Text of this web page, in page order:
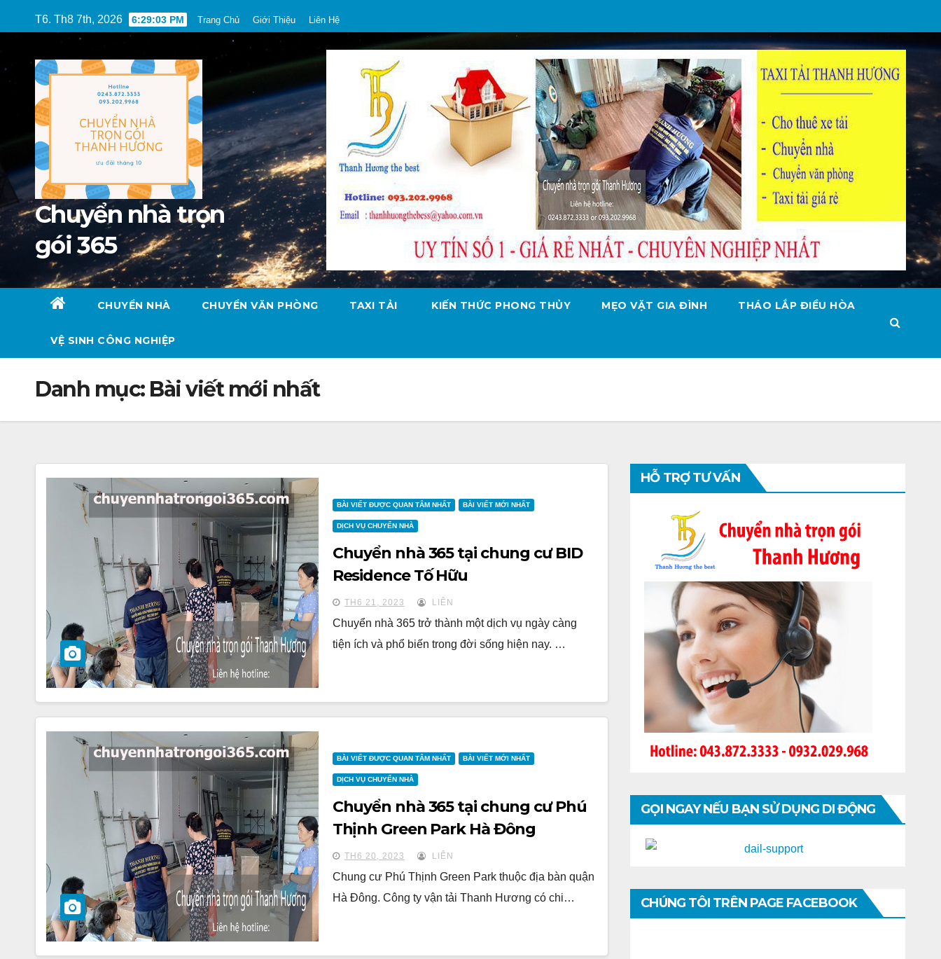
to
T6. Th8 7th, 2026 6:29:05 PM Trang Chủ Giới Thiệu Liên Hệ
Chuyển nhà trọn
gói 365
CHUYỂN NHÀ CHUYỂN VĂN PHÒNG TAXI TẢI KIẾN THỨC PHONG THỦY MẸO VẶT GIA ĐÌNH THÁO LẮP ĐIỀU HÒA
VỆ SINH CÔNG NGHIỆP
Danh mục: Bài viết mới nhất
BÀI VIẾT ĐƯỢC QUAN TÂM NHẤT BÀI VIẾT MỚI NHẤT
DỊCH VỤ CHUYỂN NHÀ
Chuyển nhà 365 tại chung cư BID
Residence Tố Hữu
TH6 21, 2023 LIÊN
Chuyển nhà 365 trở thành một dịch vụ ngày càng
tiện ích và phổ biến trong đời sống hiện nay. …
BÀI VIẾT ĐƯỢC QUAN TÂM NHẤT BÀI VIẾT MỚI NHẤT
DỊCH VỤ CHUYỂN NHÀ
Chuyển nhà 365 tại chung cư Phú
Thịnh Green Park Hà Đông
TH6 20, 2023 LIÊN
Chung cư Phú Thịnh Green Park thuộc địa bàn quận
Hà Đông. Công ty vận tải Thanh Hương có chi…
HỖ TRỢ TƯ VẤN
GỌI NGAY NẾU BẠN SỬ DỤNG DI ĐỘNG
CHÚNG TÔI TRÊN PAGE FACEBOOK